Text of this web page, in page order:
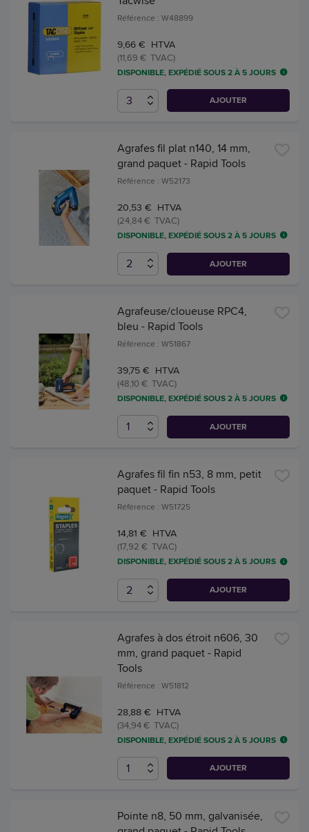
Référence : W48899
9,66 € HTVA
(11,69 € TVAC)
DISPONIBLE, EXPÉDIÉ SOUS 2 À 5 JOURS
AJOUTER
Agrafes fil plat n140, 14 mm,
grand paquet - Rapid Tools
Référence : W52173
20,53 € HTVA
(24,84 € TVAC)
DISPONIBLE, EXPÉDIÉ SOUS 2 À 5 JOURS
AJOUTER
Agrafeuse/cloueuse RPC4,
bleu - Rapid Tools
Référence : W51867
39,75 € HTVA
(48,10 € TVAC)
DISPONIBLE, EXPÉDIÉ SOUS 2 À 5 JOURS
AJOUTER
Agrafes fil fin n53, 8 mm, petit
paquet - Rapid Tools
Référence : W51725
14,81 € HTVA
(17,92 € TVAC)
DISPONIBLE, EXPÉDIÉ SOUS 2 À 5 JOURS
AJOUTER
Agrafes à dos étroit n606, 30
mm, grand paquet - Rapid
Tools
Référence : W51812
28,88 € HTVA
(34,94 € TVAC)
DISPONIBLE, EXPÉDIÉ SOUS 2 À 5 JOURS
AJOUTER
Pointe n8, 50 mm, galvanisée,